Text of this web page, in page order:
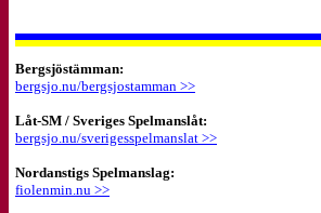
Bergsjöstämman:
bergsjo.nu/bergsjostamman >>
Låt-SM / Sveriges Spelmanslåt:
bergsjo.nu/sverigesspelmanslat >>
Nordanstigs Spelmanslag:
fiolenmin.nu >>